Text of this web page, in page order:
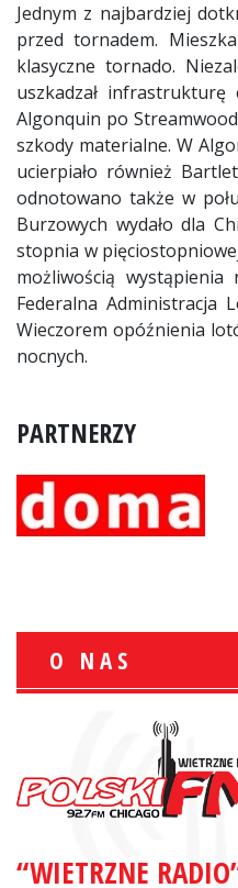
Jednym z najbardziej
przed tornadem.
klasyczne tornado.
uszkadzał infrastrukturę
Algonquin po
szkody materialne. W
ucierpiało również
odnotowano także w
Burzowych wydało dla
stopnia w
możliwością wystąpienia
Federalna Administracja
Wieczorem opóźnienia
nocnych.
PARTNERZY
O NAS
“WIETRZNE